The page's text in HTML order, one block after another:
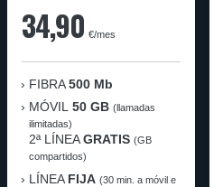
34,90 €/mes
FIBRA 500 Mb
MÓVIL 50 GB (llamadas
ilimitadas)
2ª LÍNEAGRATIS (GB
compartidos)
LÍNEA FIJA (30 min. a móvil e